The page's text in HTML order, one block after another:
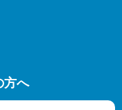
方へ